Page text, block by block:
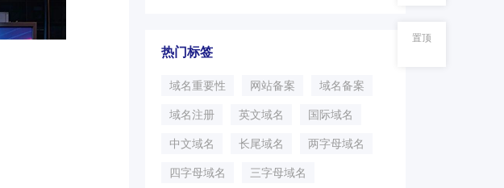
热门标签
域名重要性 网站备案 域名备案
域名注册 英文域名 国际域名
中文域名 长尾域名 两字母域名
四字母域名 三字母域名
置顶